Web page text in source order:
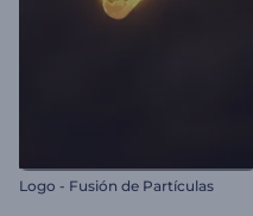
Logo - Fusión de Partículas